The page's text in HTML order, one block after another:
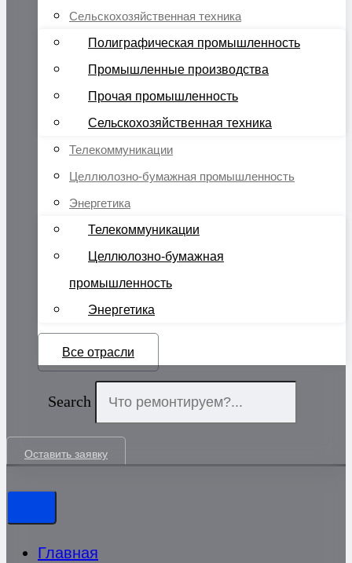
Сельскохозяйственная техника
Полиграфическая промышленность
Промышленные производства
Прочая промышленность
Сельскохозяйственная техника
Телекоммуникации
Целлюлозно-бумажная промышленность
Энергетика
Телекоммуникации
Целлюлозно-бумажная
промышленность
Энергетика
Все отрасли
Search
Оставить заявку
Главная